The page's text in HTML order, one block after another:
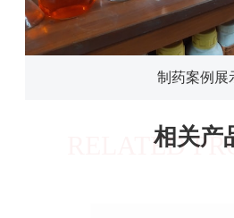
制药案例展
相关产
RELATED